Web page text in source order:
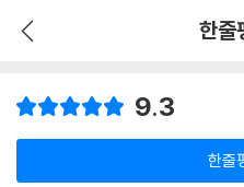
한
9.3
한줄